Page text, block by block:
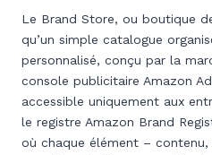
Le Brand Store, ou boutique
qu’un simple catalogue
personnalisé, conçu par la
console publicitaire Amazon
accessible uniquement aux
le registre Amazon Brand
où chaque élément –